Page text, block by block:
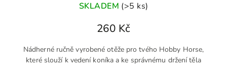
SKLADEM (>5 ks)
260 Kč
Nádherné ručně vyrobené otěže pro tvého Hobby Horse,
které slouží k vedení koníka a ke správnému držení těla